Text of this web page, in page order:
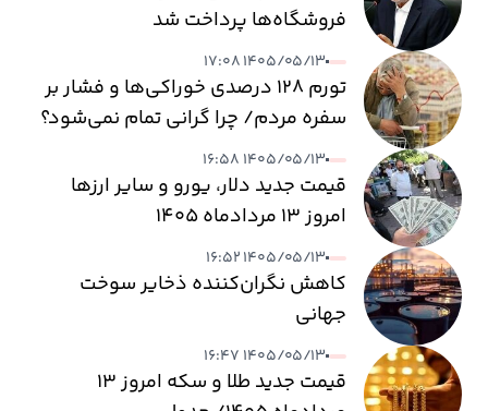
فروشگاه‌ها پرداخت شد
۱۴۰۵/۰۵/۱۳ ۱۷:۰۸
تورم ۱۲۸ درصدی خوراکی‌ها و فشار بر
سفره مردم/ چرا گرانی تمام نمی‌شود؟
۱۴۰۵/۰۵/۱۳ ۱۶:۵۸
قیمت جدید دلار، یورو و سایر ارزها
امروز ۱۳ مردادماه ۱۴۰۵
۱۴۰۵/۰۵/۱۳ ۱۶:۵۲
کاهش نگران‌کننده ذخایر سوخت
جهانی
۱۴۰۵/۰۵/۱۳ ۱۶:۴۷
قیمت جدید طلا و سکه امروز ۱۳